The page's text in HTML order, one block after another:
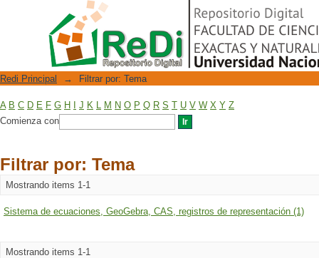
Filtrar por: Tema
Repositorio Digital
Redi Principal → Filtrar por: Tema
A B C D E F G H J K L M N O P Q R S T U V W X Y Z
Comienza con
Filtrar por: Tema
Mostrando items 1-1
Sistema de ecuaciones, GeoGebra, CAS, registros de representación (1)
Mostrando items 1-1